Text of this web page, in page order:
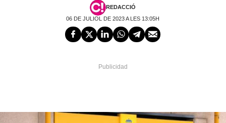
REDACCIÓ
06 DE JULIOL DE 2023 A LES 13:05H